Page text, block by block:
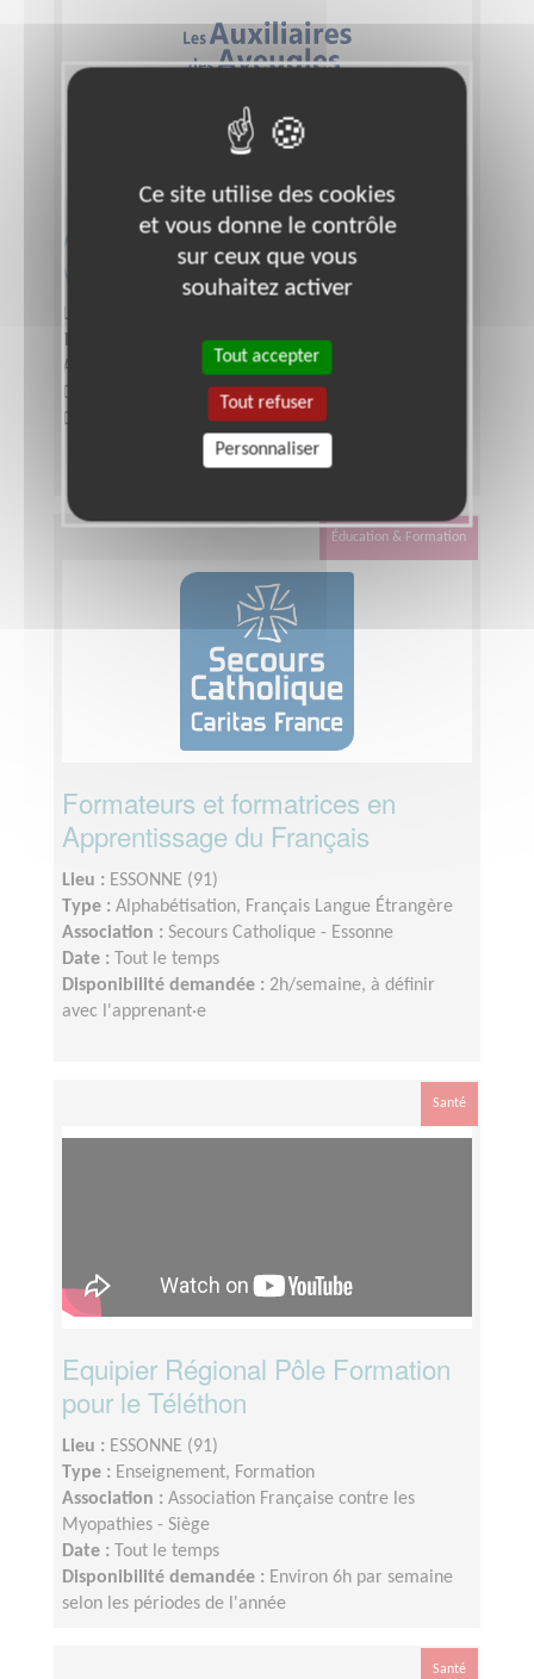
Accompagnement de déficients
visuels 91
Lieu :
Aide au déplacement
Association :
Les Auxiliaires des Aveugles
Date :
Tout le temps
Disponibilité demandée :quelques heures
Éducation & Formation
Formateurs et formatrices en
Apprentissage du Français
Lieu : ESSONNE (91)
Type : Alphabétisation, Français Langue Étrangère
Association : Secours Catholique - Essonne
Date :
Tout le temps
Disponibilité demandée : 2h/semaine, à définir
avec l'apprenant·e
Santé
Equipier Régional Pôle Formation
pour le Téléthon
Lieu : ESSONNE (91)
Type : Enseignement, Formation
Association : Association Française contre les
Myopathies - Siège
Date :
Tout le temps
Disponibilité demandée : Environ 6h par semaine
selon les périodes de l'année
Santé
Ce site utilise des cookies
et vous donne le contrôle
sur ceux que vous
souhaitez activer
Tout accepter
Tout refuser
Personnaliser